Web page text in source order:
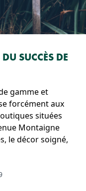
SUCCÈS DE
gamme et
forcément aux
situées
Montaigne
le décor soigné,